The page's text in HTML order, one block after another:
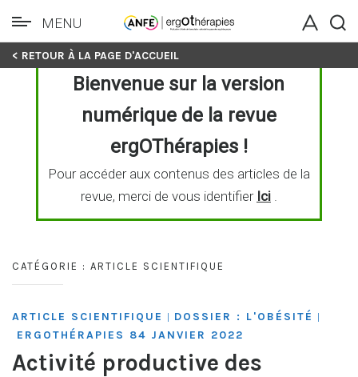
Skip
MENU
< RETOUR À LA PAGE D'ACCUEIL
Bienvenue sur la version
numérique de la revue
ergOThérapies !
Pour accéder aux contenus des articles de la
revue, merci de vous identifier Ici.
CATÉGORIE : ARTICLE SCIENTIFIQUE
ARTICLE SCIENTIFIQUE | DOSSIER : L'OBÉSITÉ |
ERGOTHÉRAPIES 84 JANVIER 2022
Activité productive des